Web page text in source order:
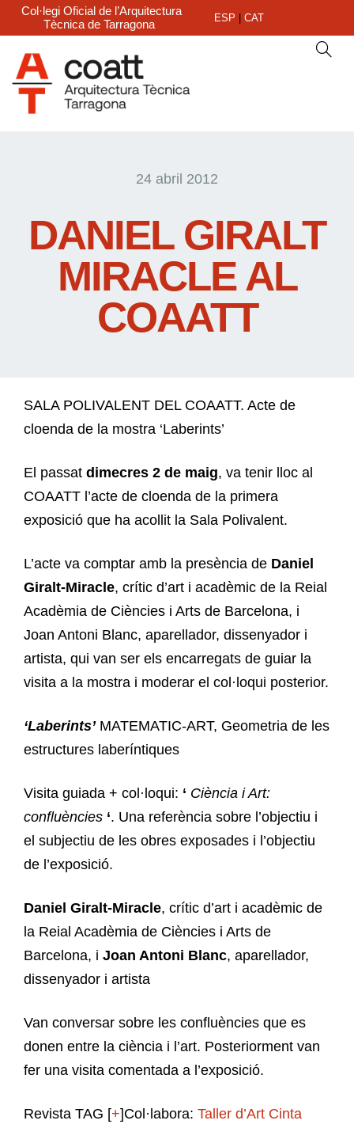
Col·legi Oficial de l’Arquitectura
Tècnica de Tarragona
ESP CAT
24 abril 2012
DANIEL GIRALT
MIRACLE AL
COAATT
SALA POLIVALENT DEL COAATT. Acte de
cloenda de la mostra ‘Laberints’
El passat dimecres 2 de maig, va tenir lloc al
COAATT l’acte de cloenda de la primera
exposició que ha acollit la Sala Polivalent.
L’acte va comptar amb la presència de Daniel
Giralt-Miracle, crític d’art i acadèmic de la Reial
Acadèmia de Ciències i Arts de Barcelona, i
Joan Antoni Blanc, aparellador, dissenyador i
artista, qui van ser els encarregats de guiar la
visita a la mostra i moderar el col·loqui posterior.
‘Laberints’ MATEMATIC-ART, Geometria de les
estructures laberíntiques
Visita guiada + col·loqui: ‘ Ciència i Art:
confluències ‘. Una referència sobre l’objectiu i
el subjectiu de les obres exposades i l’objectiu
de l’exposició.
Daniel Giralt-Miracle, crític d’art i acadèmic de
la Reial Acadèmia de Ciències i Arts de
Barcelona, i Joan Antoni Blanc, aparellador,
dissenyador i artista
Van conversar sobre les confluències que es
donen entre la ciència i l’art. Posteriorment van
fer una visita comentada a l’exposició.
Revista TAG [+]Col·labora: Taller d’Art Cinta